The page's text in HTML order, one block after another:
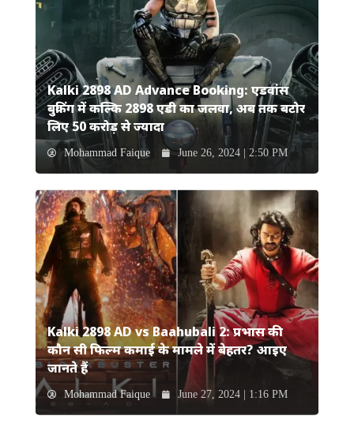
Kalki 2898 AD Advance Booking: एडवांस
बुकिंग में कल्कि 2898 एडी का जलवा, अब तक बटोर
लिए 50 करोड़ से ज्यादा
Mohammad Faique June 26, 2024 | 2:50 PM
Kalki 2898 AD vs Baahubali 2: प्रभास की
कौन सी फिल्म कमाई के मामले में बेहतर? आइए
जानते हैं
Mohammad Faique June 27, 2024 | 1:16 PM